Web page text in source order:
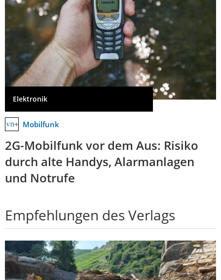
Elektronik
Mobilfunk
2G-Mobilfunk vor dem Aus: Risiko
durch alte Handys, Alarmanlagen
und Notrufe
Empfehlungen des Verlags